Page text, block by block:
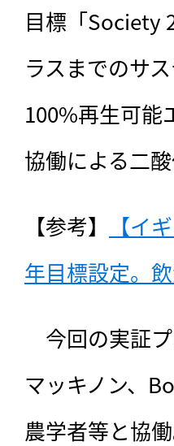
目標「Society
ラスまでのサ
100%再生可能
協働による二
【参考】
【イ
年目標設定。
今回の実証
マッキノン、
農学者等と協